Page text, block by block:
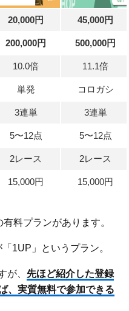
20,000円 45,000円
200,000円 500,000円
10.0倍 11.1倍
単発 コロガシ
3連単 3連単
5〜12点 5〜12点
2レース 2レース
15,000円 15,000円
料プランがあります。
1UP」というプラン。
が、 先ほど紹介した登録
、実質無料で参加できる